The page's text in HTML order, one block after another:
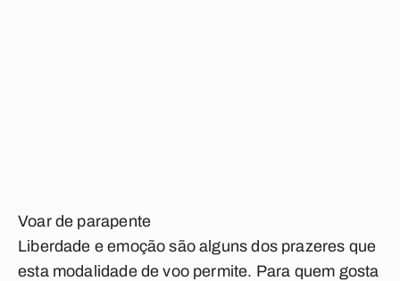
Voar de parapente
Liberdade e emoção são alguns dos prazeres que
esta modalidade de voo permite. Para quem gosta